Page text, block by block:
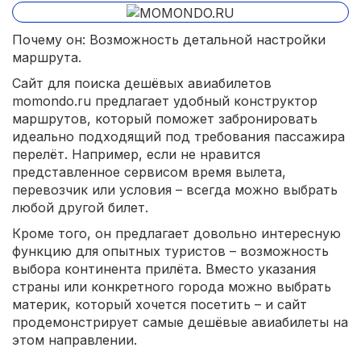
Почему он: Возможность детальной настройки
маршрута.
Сайт для поиска дешёвых авиабилетов
momondo.ru предлагает удобный конструктор
маршрутов, который поможет забронировать
идеально подходящий под требования пассажира
перелёт. Например, если не нравится
представленное сервисом время вылета,
перевозчик или условия – всегда можно выбрать
любой другой билет.
Кроме того, он предлагает довольно интересную
функцию для опытных туристов – возможность
выбора континента прилёта. Вместо указания
страны или конкретного города можно выбрать
материк, который хочется посетить – и сайт
продемонстрирует самые дешёвые авиабилеты на
этом направлении.